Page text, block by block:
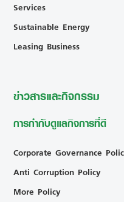
Services
Sustainable Energy
Leasing Business
ข่าวสารและกิจกรรม
การกำกับดูแลกิจการที่ดี
Corporate Governance
Anti Corruption Policy
More Policy